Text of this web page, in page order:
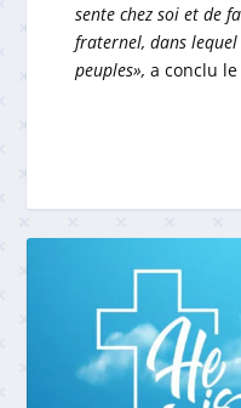
sente chez soi et de
fraternel, dans
peuples»,a conclu